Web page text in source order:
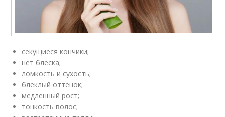
секущиеся кончики;
нет блеска;
ломкость и сухость;
блеклый оттенок;
медленный рост;
тонкость волос;